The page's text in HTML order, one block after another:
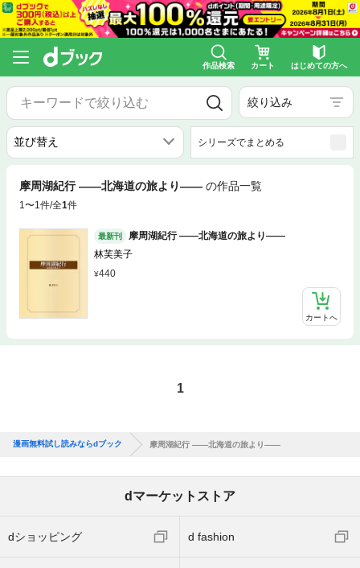
作品検索 カート はじめての方へ
絞り込み
シリーズでまとめる
摩周湖紀行 ――北海道の旅より―― の作品一覧
1〜1件/全1件
最新刊
摩周湖紀行 ――北海道の旅より――
林芙美子
440
カートへ
1
漫画無料試し読みならdブック 摩周湖紀行 ――北海道の旅より――
dマーケットストア
dショッピング d fashion